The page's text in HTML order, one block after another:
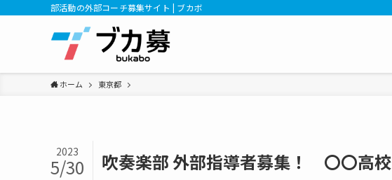
部活動の外部コーチ募集サイト | ブカボ
ホーム 東京都
吹奏楽部 外部指導者募集！ 〇〇高校
2023
5/30